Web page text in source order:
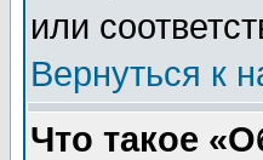
или
Вернуться к
Что такое